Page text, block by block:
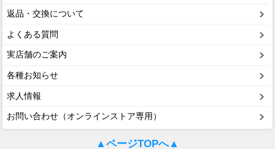
返品・交換について
よくある質問
実店舗のご案内
各種お知らせ
求人情報
お問い合わせ（オンラインストア専用）
▲ページTOPへ▲